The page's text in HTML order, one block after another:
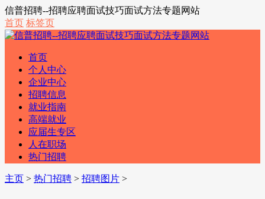
信普招聘--招聘应聘面试技巧面试方法专题网站
首页 标签页
首页
个人中心
企业中心
招聘信息
就业指南
高端就业
应届生专区
人在职场
热门招聘
主页 > 热门招聘 > 招聘图片 >